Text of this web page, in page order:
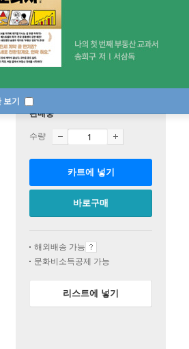
보기
판매중
수량
카트에 넣기
바로구매
해외배송 가능
문화비소득공제 가능
리스트에 넣기